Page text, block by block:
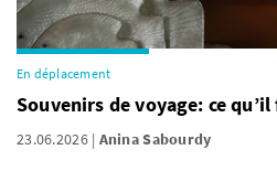
En déplacement
Souvenirs de voyage: ce
23.06.2026 Anina Sabourdy